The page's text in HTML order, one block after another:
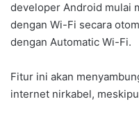
developer Android mulai
dengan Wi-Fi secara
dengan Automatic Wi-Fi.
Fitur ini akan
internet nirkabel,